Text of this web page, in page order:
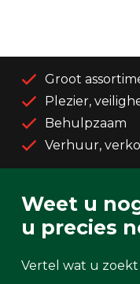
Groot
Plezier,
Behulpzaam
Verhuur,
Weet u
u precies
Vertel wat u